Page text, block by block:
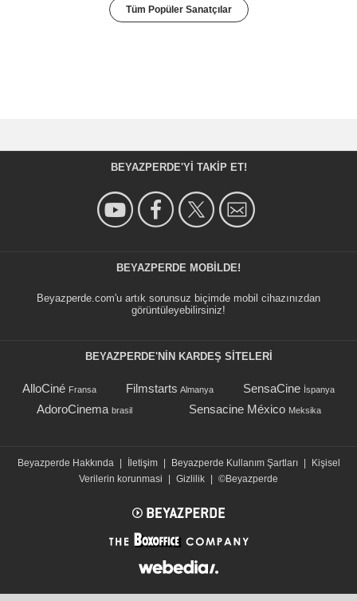
Tüm Popüler Sanatçılar
BEYAZPERDE'YI TAKIP ET!
BEYAZPERDE MOBILDE!
Beyazperde.com'u artık sorunsuz biçimde mobil cihazınızdan
görüntüleyebilirsiniz!
BEYAZPERDE'NIN KARDEŞ SİTELERİ
AlloCiné Fransa Filmstarts Almanya SensaCine İspanya
AdoroCinema brasil Sensacine México Meksika
Beyazperde Hakkında İletişim Beyazperde Kullanım Şartları
Kişisel
Verilerin korunmasi
Gizlilik ©Beyazperde